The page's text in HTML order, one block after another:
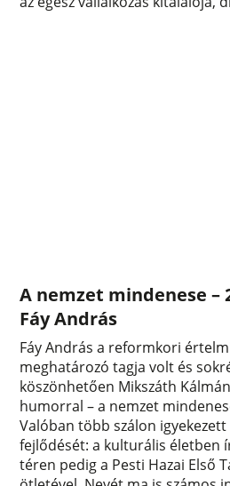
A nemzet mindenese –
Fáy András
Fáy András a reformkori
meghatározó tagja volt és
köszönhetően Mikszáth
humorral – a nemzet
Valóban több szálon
fejlődését: a kulturális életben
téren pedig a Pesti Hazai Első